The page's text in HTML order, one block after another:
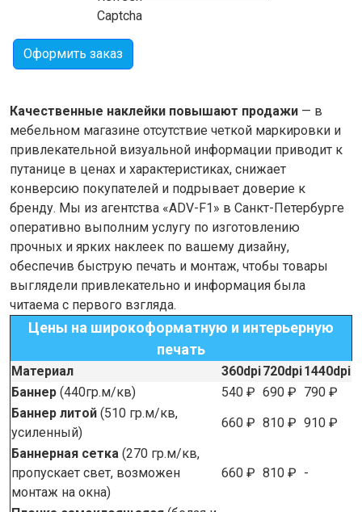
Оформить заказ
Качественные наклейки повышают продажи — в
мебельном магазине отсутствие четкой маркировки и
привлекательной визуальной информации приводит к
путанице в ценах и характеристиках, снижает
конверсию покупателей и подрывает доверие к
бренду. Мы из агентства «ADV-F1» в Санкт-Петербурге
оперативно выполним услугу по изготовлению
прочных и ярких наклеек по вашему дизайну,
обеспечив быструю печать и монтаж, чтобы товары
выглядели привлекательно и информация была
читаема с первого взгляда.
Цены на широкоформатную и интерьерную
печать
Материал 360dpi720dpi1440dpi
Баннер (440гр.м/кв) 540 ₽ 690 ₽ 790 ₽
Баннер литой (510 гр.м/кв,
усиленный)
660 ₽ 810 ₽ 910 ₽
Баннерная сетка (270 гр.м/кв,
пропускает свет, возможен
монтаж на окна)
660 ₽ 810 ₽ -